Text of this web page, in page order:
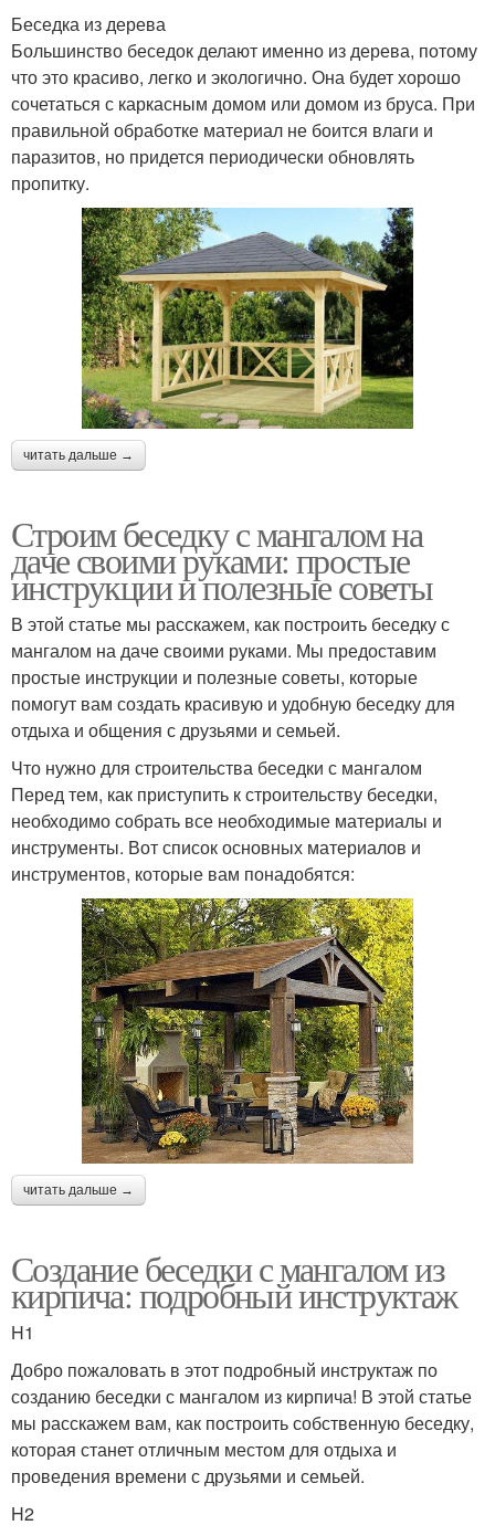
Беседка из дерева
Большинство беседок делают именно из дерева, потому
что это красиво, легко и экологично. Она будет хорошо
сочетаться с каркасным домом или домом из бруса. При
правильной обработке материал не боится влаги и
паразитов, но придется периодически обновлять
пропитку.
читать дальше →
Строим беседку с мангалом на
даче своими руками: простые
инструкции и полезные советы
В этой статье мы расскажем, как построить беседку с
мангалом на даче своими руками. Мы предоставим
простые инструкции и полезные советы, которые
помогут вам создать красивую и удобную беседку для
отдыха и общения с друзьями и семьей.
Что нужно для строительства беседки с мангалом
Перед тем, как приступить к строительству беседки,
необходимо собрать все необходимые материалы и
инструменты. Вот список основных материалов и
инструментов, которые вам понадобятся:
читать дальше →
Создание беседки с мангалом из
кирпича: подробный инструктаж
H1
Добро пожаловать в этот подробный инструктаж по
созданию беседки с мангалом из кирпича! В этой статье
мы расскажем вам, как построить собственную беседку,
которая станет отличным местом для отдыха и
проведения времени с друзьями и семьей.
H2